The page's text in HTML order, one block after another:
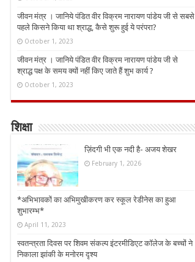
जीवन मंत्र । जानिये पंडित वीर विक्रम नारायण पांडेय जी से सबसे
पहले किसने किया था श्राद्ध, कैसे शुरू हुई ये परंपरा?
October 1, 2023
जीवन मंत्र । जानिये पंडित वीर विक्रम नारायण पांडेय जी से
श्राद्ध पक्ष के समय क्यों नहीं किए जाते हैं शुभ कार्य ?
October 1, 2023
शिक्षा
ज़िंदगी भी एक नदी है- अजय शेखर
February 1, 2026
*अभिभावकों का अभिमुखीकरण कर स्कूल रेडीनेस का हुआ
शुभारम्भ*
April 11, 2023
स्वतन्त्रता दिवस पर शिवम संकल्प इंटरमीडिएट कॉलेज के बच्चों ने
निकाला झांकी के मनोरम दृश्य